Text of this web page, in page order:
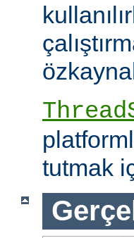
tutmak